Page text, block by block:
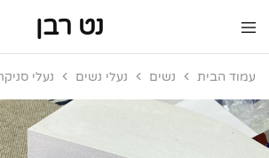
נט רבן
נט
מותגי
מותגי
עמוד הבית נשים נעלי נשים נעלי